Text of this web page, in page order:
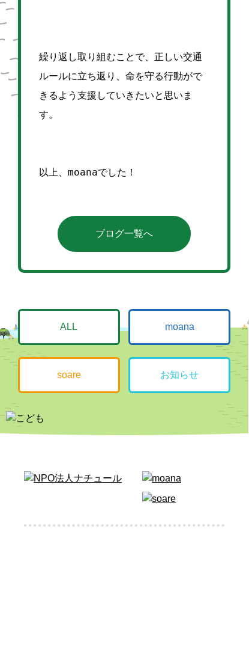
繰り返し取り組むことで、正しい交通
ルールに立ち返り、命を守る行動がで
きるよう支援していきたいと思いま
す。
以上、moanaでした！
ブログ一覧へ
ALL moana
soare お知らせ